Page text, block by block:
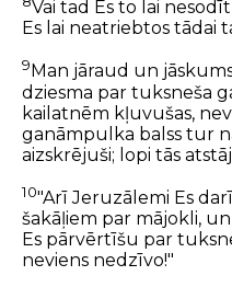
Vai tad Es to lai
Es lai neatriebtos tādai
9 Man jāraud un
dziesma par tuksneša
kailatnēm kļuvušas,
ganāmpulka balss tur
aizskrējuši; lopi tās
10"Arī Jeruzālemi Es
šakāļiem par mājokli,
Es pārvērtīšu par
neviens nedzīvo!"